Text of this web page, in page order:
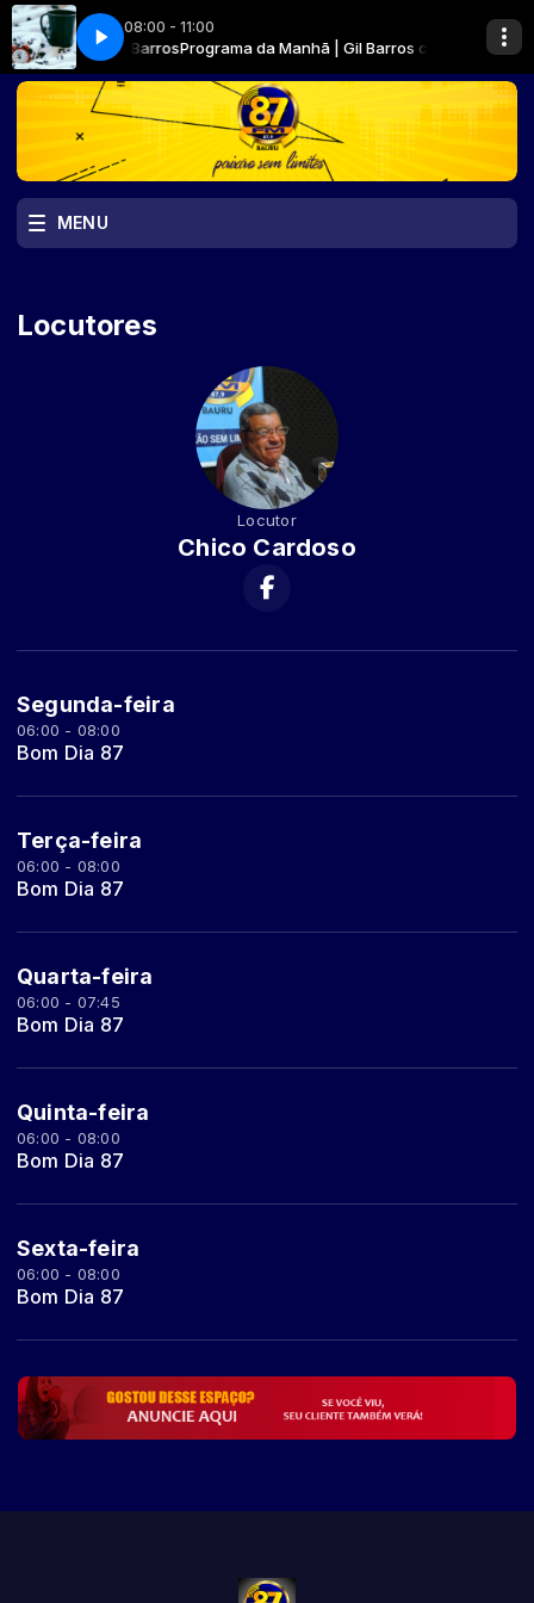
08:00 - 11:00
Barros com Gil BarrosPrograma da Manhã | Gil Barros com Gil Barros
MENU
Locutores
Locutor
Chico Cardoso
Segunda-feira
06:00 - 08:00
Bom Dia 87
Terça-feira
06:00 - 08:00
Bom Dia 87
Quarta-feira
06:00 - 07:45
Bom Dia 87
Quinta-feira
06:00 - 08:00
Bom Dia 87
Sexta-feira
06:00 - 08:00
Bom Dia 87